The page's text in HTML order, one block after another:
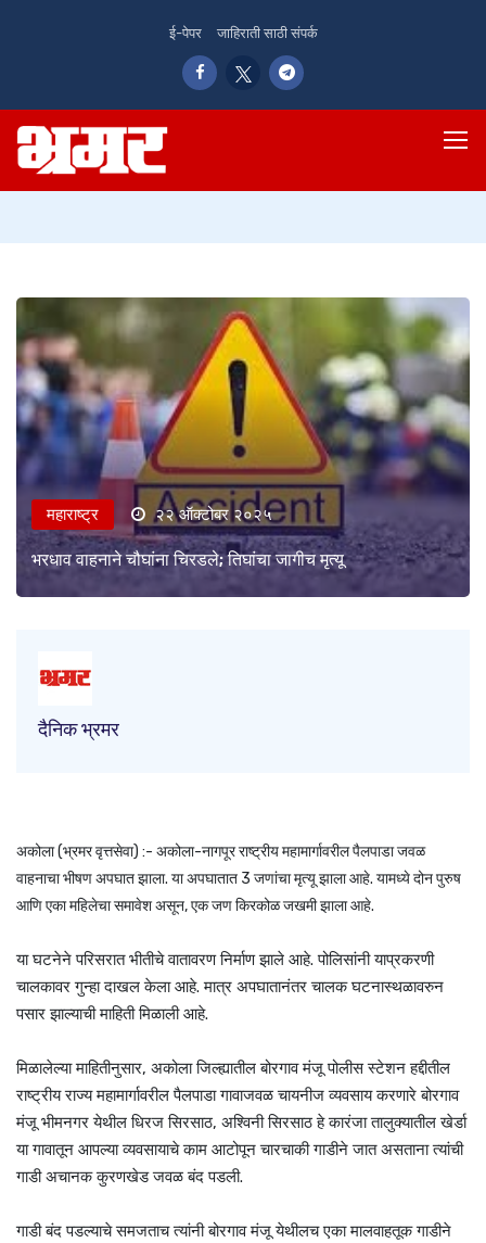
ई-पेपर जाहिराती साठी संपर्क
महाराष्ट्र २२ ऑक्टोबर २०२५
भरधाव वाहनाने चौघांना चिरडले; तिघांचा जागीच मृत्यू
दैनिक भ्रमर
अकोला (भ्रमर वृत्तसेवा) :- अकोला-नागपूर राष्ट्रीय महामार्गावरील पैलपाडा जवळ
वाहनाचा भीषण अपघात झाला. या अपघातात 3 जणांचा मृत्यू झाला आहे. यामध्ये दोन पुरुष
आणि एका महिलेचा समावेश असून, एक जण किरकोळ जखमी झाला आहे.
या घटनेने परिसरात भीतीचे वातावरण निर्माण झाले आहे. पोलिसांनी याप्रकरणी
चालकावर गुन्हा दाखल केला आहे. मात्र अपघातानंतर चालक घटनास्थळावरुन
पसार झाल्याची माहिती मिळाली आहे.
मिळालेल्या माहितीनुसार, अकोला जिल्ह्यातील बोरगाव मंजू पोलीस स्टेशन हद्दीतील
राष्ट्रीय राज्य महामार्गावरील पैलपाडा गावाजवळ चायनीज व्यवसाय करणारे बोरगाव
मंजू भीमनगर येथील धिरज सिरसाठ, अश्‍विनी सिरसाठ हे कारंजा तालुक्यातील खेर्डा
या गावातून आपल्या व्यवसायाचे काम आटोपून चारचाकी गाडीने जात असताना त्यांची
गाडी अचानक कुरणखेड जवळ बंद पडली.
गाडी बंद पडल्याचे समजताच त्यांनी बोरगाव मंजू येथीलच एका मालवाहतूक गाडीने